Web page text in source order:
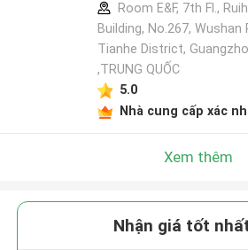
Room E&F, 7th Fl.,
Building, No.267, Wushan
Tianhe District,
,TRUNG QUỐC
5.0
Nhà cung cấp xác
Xem thêm
Nhận giá tốt